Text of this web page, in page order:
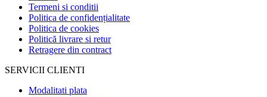
Termeni si conditii
Politica de confidențialitate
Politica de cookies
Politică livrare si retur
Retragere din contract
SERVICII CLIENTI
Modalitati plata